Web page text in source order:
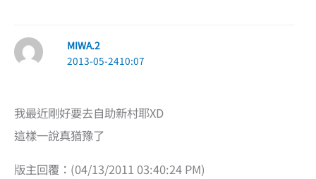
MIWA.2
2013-05-2410:07
我最近剛好要去自助新村耶XD
這樣一說真猶豫了
版主回覆：(04/13/2011 03:40:24 PM)